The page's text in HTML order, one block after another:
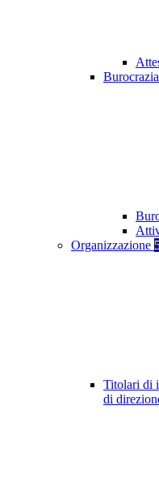
Organizzazione
Titolari di
di